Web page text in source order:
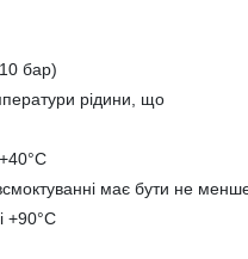
бар)
рідини, що
має бути не
+90°С